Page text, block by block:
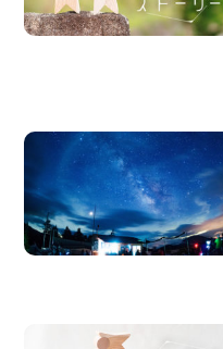
グルメ・まち